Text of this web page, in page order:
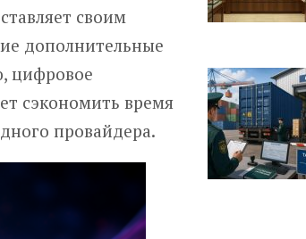
своим
дополнительные
цифровое
сэкономить время
провайдера.